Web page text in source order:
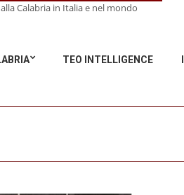
Calabria in Italia e nel mondo
TEO INTELLIGENCE